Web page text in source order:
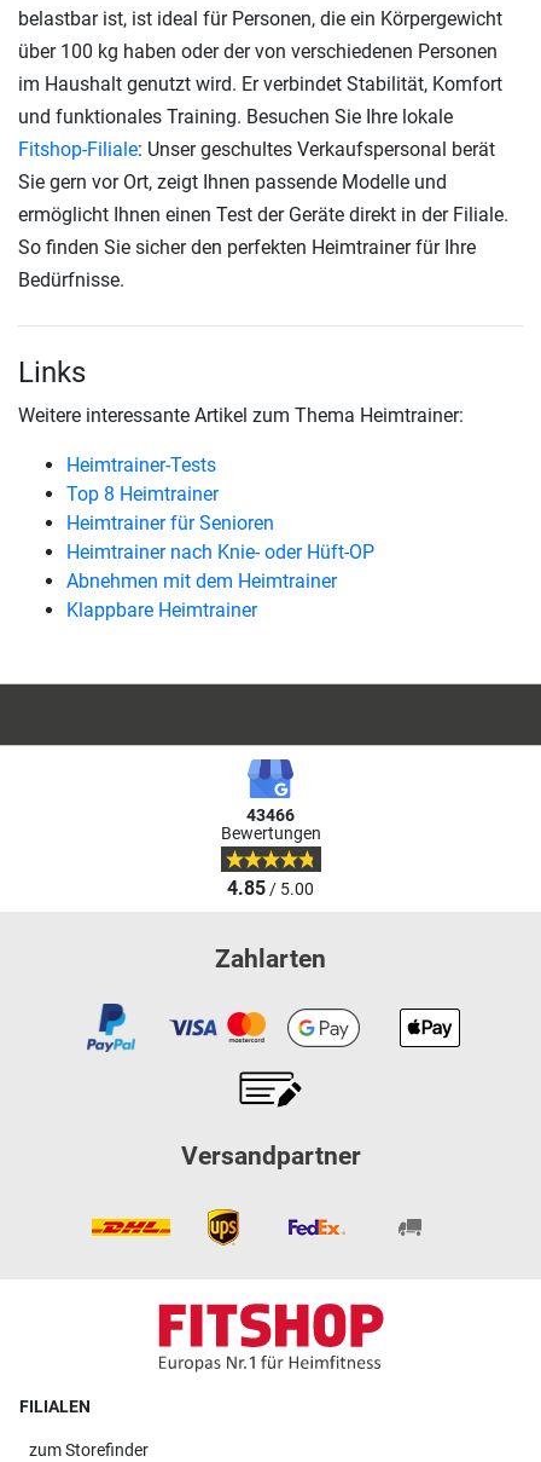
belastbar ist, ist ideal für Personen, die ein Körpergewicht
über 100 kg haben oder der von verschiedenen Personen
im Haushalt genutzt wird. Er verbindet Stabilität, Komfort
und funktionales Training. Besuchen Sie Ihre lokale
Fitshop-Filiale: Unser geschultes Verkaufspersonal berät
Sie gern vor Ort, zeigt Ihnen passende Modelle und
ermöglicht Ihnen einen Test der Geräte direkt in der Filiale.
So finden Sie sicher den perfekten Heimtrainer für Ihre
Bedürfnisse.
Links
Weitere interessante Artikel zum Thema Heimtrainer:
Heimtrainer-Tests
Top 8 Heimtrainer
Heimtrainer für Senioren
Heimtrainer nach Knie- oder Hüft-OP
Abnehmen mit dem Heimtrainer
Klappbare Heimtrainer
43466
Bewertungen
4.85/ 5.00
Zahlarten
Versandpartner
FILIALEN
zumStorefinder